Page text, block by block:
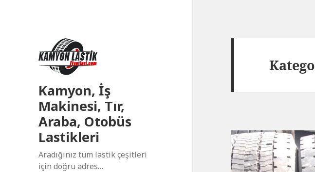
Kamyon, İş
Makinesi, Tır,
Araba, Otobüs
Lastikleri
Aradığınız tüm lastik çeşitleri
için doğru adres…